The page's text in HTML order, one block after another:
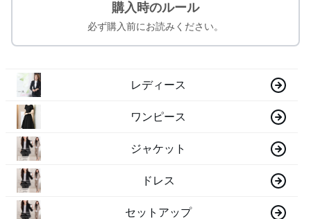
購入時のルール
必ず購入前にお読みください。
レディース
ワンピース
ジャケット
ドレス
セットアップ